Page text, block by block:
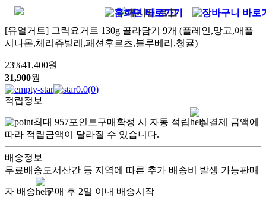
[유얼거트] 그릭요거트 130g 골라담기 9개 (플레인,망고,애플
시나몬,체리쥬빌레,패션후르츠,블루베리,청귤)
23%41,400원
31,900원
0.0(0)
적립정보
최대 957포인트구매확정 시 자동 적립
실결제 금액에
따라 적립금액이 달라질 수 있습니다.
배송정보
무료배송도서산간 등 지역에 따른 추가 배송비 발생 가능판매
자 배송 구매 후 2일 이내 배송시작